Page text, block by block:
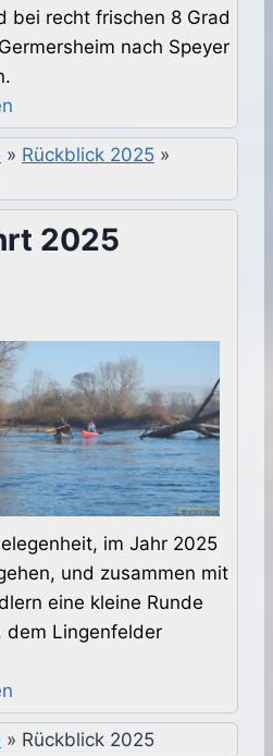
bei recht frischen 8 Grad
nach Speyer
» Rückblick 2025 »
2025
im Jahr 2025
und zusammen mit
eine kleine Runde
dem Lingenfelder
» Rückblick 2025